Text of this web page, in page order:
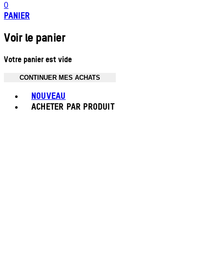
0
PANIER
Voir le panier
Votre panier est vide
CONTINUER MES ACHATS
NOUVEAU
ACHETER PAR PRODUIT